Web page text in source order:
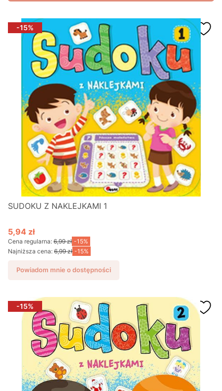
-15%
SUDOKU Z NAKLEJKAMI 1
Cena promocyjna
5,94 zł
Cena regularna: 6,99 zł -15%
Najniższa cena: 6,99 zł -15%
Powiadom mnie o dostępności
-15%